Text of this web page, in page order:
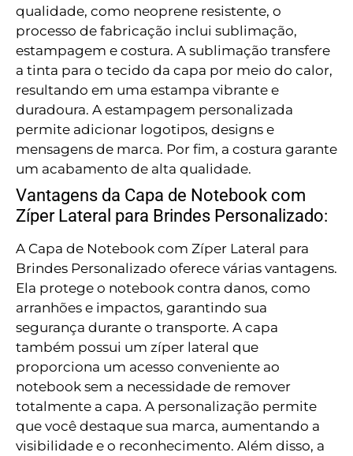
qualidade, como neoprene resistente, o
processo de fabricação inclui sublimação,
estampagem e costura. A sublimação transfere
a tinta para o tecido da capa por meio do calor,
resultando em uma estampa vibrante e
duradoura. A estampagem personalizada
permite adicionar logotipos, designs e
mensagens de marca. Por fim, a costura garante
um acabamento de alta qualidade.
Vantagens da Capa de Notebook com
Zíper Lateral para Brindes Personalizado:
A Capa de Notebook com Zíper Lateral para
Brindes Personalizado oferece várias vantagens.
Ela protege o notebook contra danos, como
arranhões e impactos, garantindo sua
segurança durante o transporte. A capa
também possui um zíper lateral que
proporciona um acesso conveniente ao
notebook sem a necessidade de remover
totalmente a capa. A personalização permite
que você destaque sua marca, aumentando a
visibilidade e o reconhecimento. Além disso, a